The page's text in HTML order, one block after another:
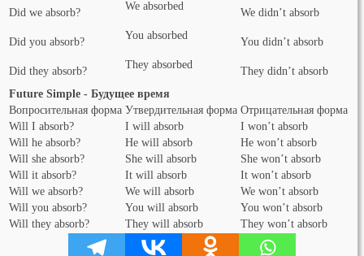
Did we absorb?
We absorbed
We didn’t absorb
Did you absorb?
You absorbed
You didn’t absorb
Did they absorb?
They absorbed
They didn’t absorb
Future Simple - Будущее время
Вопросительная форма Утвердительная форма Отрицательная форма
Will I absorb?
I will absorb
I won’t absorb
Will he absorb?
He will absorb
He won’t absorb
Will she absorb?
She will absorb
She won’t absorb
Will it absorb?
It will absorb
It won’t absorb
Will we absorb?
We will absorb
We won’t absorb
Will you absorb?
You will absorb
You won’t absorb
Will they absorb?
They will absorb They won’t absorb